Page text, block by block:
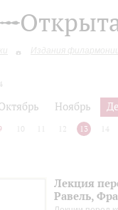
Издания
Ноябрь
10 12 13 14
Лекция
Равель,